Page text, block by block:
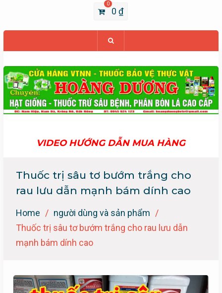
0
0₫
VIDEO HƯỚNG DẪN MUA HÀNG
Thuốc trị sâu tơ bướm trắng cho
rau lưu dẫn mạnh bám dính cao
Home
người dùng và sản phẩm
Thuốc trị sâu tơ bướm trắng cho rau lưu dẫn
mạnh bám dính cao